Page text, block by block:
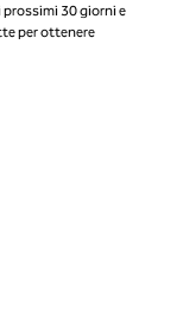
30 giorni e
per ottenere